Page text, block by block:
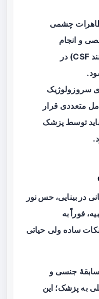
چشمی
و انجام
آزمایش‌های تهاجمی‌تر (مانند CSF) در
سروزولوژیک
متعددی قرار
باید توسط پزشک
در بینایی، حس نور
فوراً به
ساده ولی حیاتی
سابقهٔ جنسی و
به پزشک؛ این